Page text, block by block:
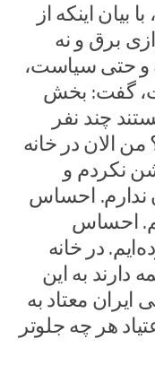
اینکه از
برق و نه
و حتی سیاست،
گفت: بخش
چند نفر
الان در خانه
نکردم و
ندارم. احساس
احساس
در خانه
به این
معتاد به
هر چه جلوتر